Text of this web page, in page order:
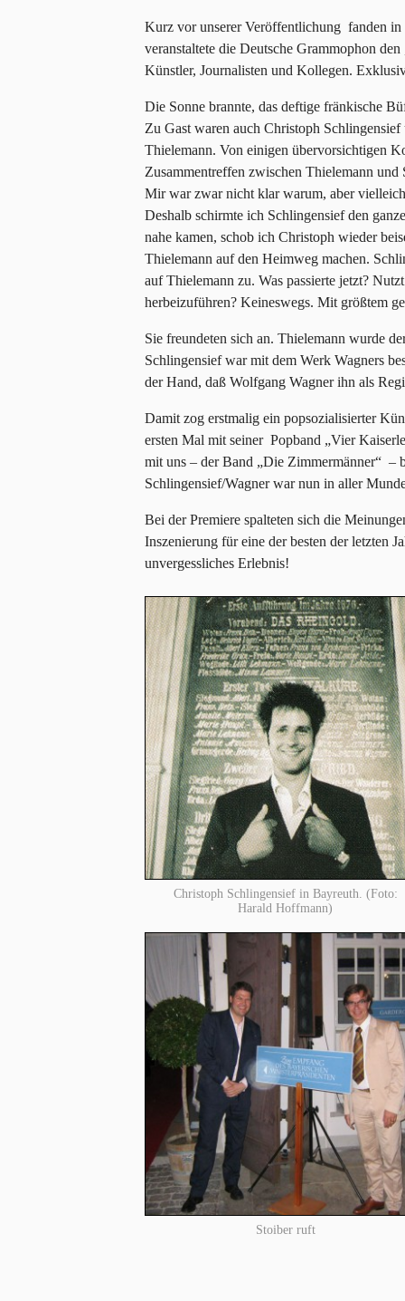
Kurz vor unserer Veröffentlichung fanden in
veranstaltete die Deutsche Grammophon
Künstler, Journalisten und Kollegen.
Die Sonne brannte, das deftige fränkische
Zu Gast waren auch Christoph
Thielemann. Von einigen übervorsichtigen
Zusammentreffen zwischen Thielemann
Mir war zwar nicht klar warum, aber
Deshalb schirmte ich Schlingensief den
nahe kamen, schob ich Christoph wieder
Thielemann auf den Heimweg machen.
auf Thielemann zu. Was passierte jetzt?
herbeizuführen? Keineswegs. Mit größtem
Sie freundeten sich an. Thielemann wurde
Schlingensief war mit dem Werk Wagners
der Hand, daß Wolfgang Wagner ihn als
Damit zog erstmalig ein popsozialisierter
ersten Mal mit seiner Popband „Vier
mit uns – der Band „Die Zimmermänner“ –
Schlingensief/Wagner war nun in aller
Bei der Premiere spalteten sich die
Inszenierung für eine der besten der letzten
unvergessliches Erlebnis!
Christoph Schlingensief in Bayreuth. (Foto:
Harald Hoffmann)
Stoiber ruft